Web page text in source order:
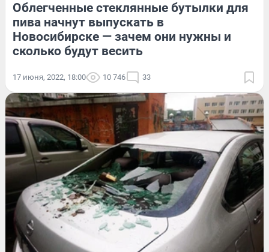
Облегченные стеклянные бутылки для
пива начнут выпускать в
Новосибирске — зачем они нужны и
сколько будут весить
17 июня, 2022, 18:00 10 746 33